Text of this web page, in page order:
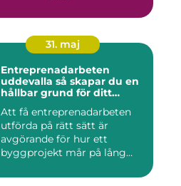
31. maj
Entreprenadarbeten
uddevalla så skapar du en
hållbar grund för ditt
Att få entreprenadarbeten
utförda på rätt sätt är
avgörande för hur ett
byggprojekt mår på lång